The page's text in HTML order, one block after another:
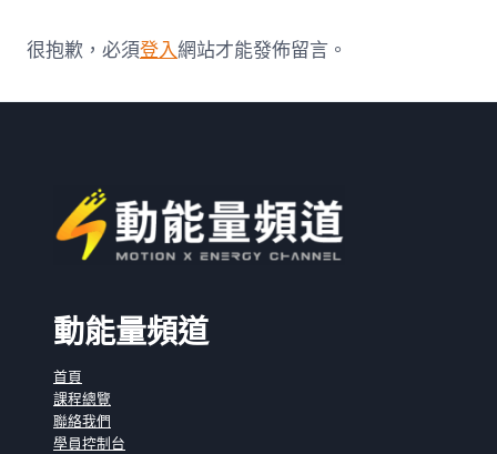
很抱歉，必須登入網站才能發佈留言。
動能量頻道
首頁
課程總覽
聯絡我們
學員控制台